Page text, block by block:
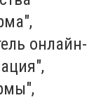
онлайн-